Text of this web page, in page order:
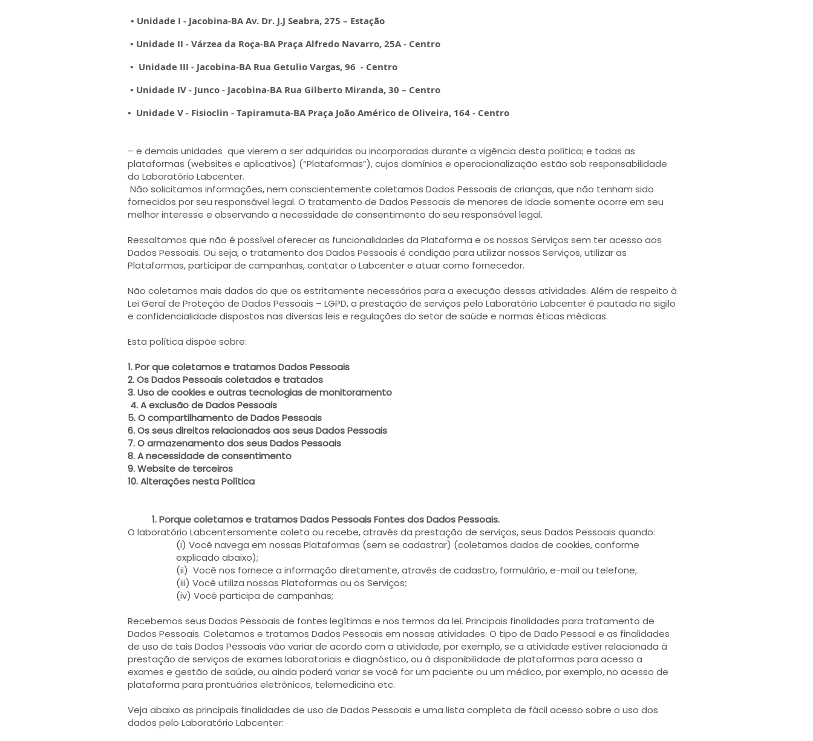
• Unidade I - Jacobina-BA Av. Dr. J.J Seabra, 275 – Estação
• Unidade II - Várzea da Roça-BA Praça Alfredo Navarro, 25A - Centro
• Unidade III - Jacobina-BA Rua Getulio Vargas, 96 - Centro
• Unidade IV - Junco - Jacobina-BA Rua Gilberto Miranda, 30 – Centro
• Unidade V - Fisioclin - Tapiramuta-BA Praça João Américo de Oliveira, 164 - Centro
– e demais unidades que vierem a ser adquiridas ou incorporadas durante a vigência desta política; e todas as
plataformas (websites e aplicativos) (“Plataformas”), cujos domínios e operacionalização estão sob responsabilidade
do Laboratório Labcenter.
Não solicitamos informações, nem conscientemente coletamos Dados Pessoais de crianças, que não tenham sido
fornecidos por seu responsável legal. O tratamento de Dados Pessoais de menores de idade somente ocorre em seu
melhor interesse e observando a necessidade de consentimento do seu responsável legal.
Ressaltamos que não é possível oferecer as funcionalidades da Plataforma e os nossos Serviços sem ter acesso aos
Dados Pessoais. Ou seja, o tratamento dos Dados Pessoais é condição para utilizar nossos Serviços, utilizar as
Plataformas, participar de campanhas, contatar o Labcenter e atuar como fornecedor.
Não coletamos mais dados do que os estritamente necessários para a execução dessas atividades. Além de respeito à
Lei Geral de Proteção de Dados Pessoais – LGPD, a prestação de serviços pelo Laboratório Labcenter é pautada no sigilo
e confidencialidade dispostos nas diversas leis e regulações do setor de saúde e normas éticas médicas.
Esta política dispõe sobre:
1. Por que coletamos e tratamos Dados Pessoais
2. Os Dados Pessoais coletados e tratados
3. Uso de cookies e outras tecnologias de monitoramento
4. A exclusão de Dados Pessoais
5. O compartilhamento de Dados Pessoais
6. Os seus direitos relacionados aos seus Dados Pessoais
7. O armazenamento dos seus Dados Pessoais
8. A necessidade de consentimento
9. Website de terceiros
10. Alterações nesta Política
1. Porque coletamos e tratamos Dados Pessoais Fontes dos Dados Pessoais.
O laboratório Labcentersomente coleta ou recebe, através da prestação de serviços, seus Dados Pessoais quando:
(i) Você navega em nossas Plataformas (sem se cadastrar) (coletamos dados de cookies, conforme
explicado abaixo);
(ii) Você nos fornece a informação diretamente, através de cadastro, formulário, e-mail ou telefone;
(iii) Você utiliza nossas Plataformas ou os Serviços;
(iv) Você participa de campanhas;
Recebemos seus Dados Pessoais de fontes legítimas e nos termos da lei. Principais finalidades para tratamento de
Dados Pessoais. Coletamos e tratamos Dados Pessoais em nossas atividades. O tipo de Dado Pessoal e as finalidades
de uso de tais Dados Pessoais vão variar de acordo com a atividade, por exemplo, se a atividade estiver relacionada à
prestação de serviços de exames laboratoriais e diagnóstico, ou à disponibilidade de plataformas para acesso a
exames e gestão de saúde, ou ainda poderá variar se você for um paciente ou um médico, por exemplo, no acesso de
plataforma para prontuários eletrônicos, telemedicina etc.
Veja abaixo as principais finalidades de uso de Dados Pessoais e uma lista completa de fácil acesso sobre o uso dos
dados pelo Laboratório Labcenter: